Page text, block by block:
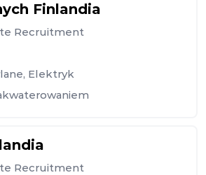
Finlandia
Recruitment
, Elektryk
Recruitment